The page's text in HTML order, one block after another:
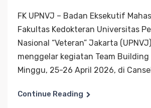
FK UPNVJ – Badan Eksekutif
Fakultas Kedokteran Universitas
Nasional “Veteran” Jakarta
menggelar kegiatan Team
Minggu, 25-26 April 2026, di
Continue Reading